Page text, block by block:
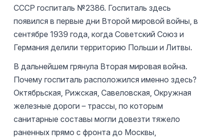
СССР госпиталь №2386. Госпиталь здесь
появился в первые дни Второй мировой войны, в
сентябре 1939 года, когда Советский Союз и
Германия делили территорию Польши и Литвы.
В дальнейшем грянула Вторая мировая война.
Почему госпиталь расположился именно здесь?
Октябрьская, Рижская, Савеловская, Окружная
железные дороги – трассы, по которым
санитарные составы могли довезти тяжело
раненных прямо с фронта до Москвы,